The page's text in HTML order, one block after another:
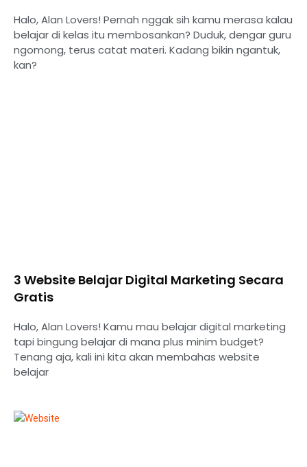
Halo, Alan Lovers! Pernah nggak sih kamu merasa kalau
belajar di kelas itu membosankan? Duduk, dengar guru
ngomong, terus catat materi. Kadang bikin ngantuk,
kan?
3 Website Belajar Digital Marketing Secara
Gratis
Halo, Alan Lovers! Kamu mau belajar digital marketing
tapi bingung belajar di mana plus minim budget?
Tenang aja, kali ini kita akan membahas website
belajar